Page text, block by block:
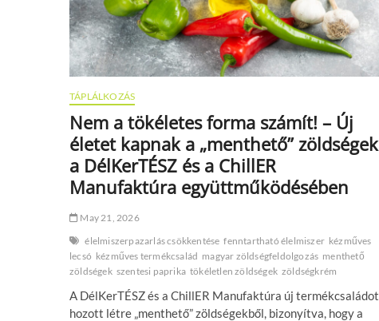
TÁPLÁLKOZÁS
Nem a tökéletes forma számít! – Új
életet kapnak a „menthető” zöldségek
a DélKerTÉSZ és a ChillER
Manufaktúra együttműködésében
May 21, 2026
élelmiszerpazarlás csökkentése fenntartható élelmiszer kézműves
lecsó kézműves termékcsalád magyar zöldségfeldolgozás menthető
zöldségek szentesi paprika tökéletlen zöldségek zöldségkrém
A DélKerTÉSZ és a ChillER Manufaktúra új termékcsaládot
hozott létre „menthető” zöldségekből, bizonyítva, hogy a